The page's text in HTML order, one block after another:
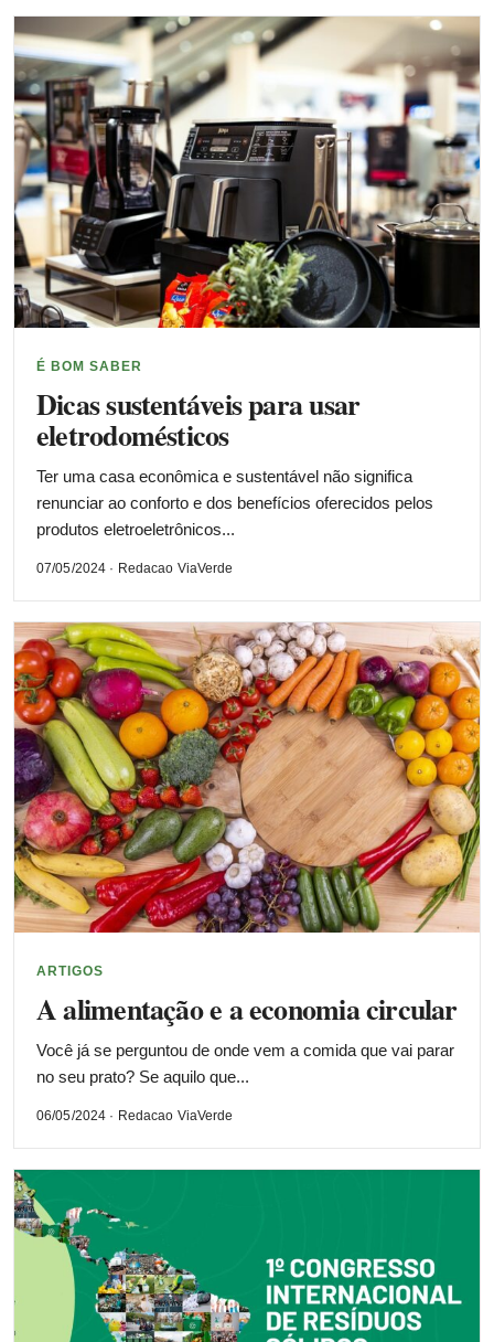
É BOM SABER
Dicas sustentáveis para usar
eletrodomésticos
Ter uma casa econômica e sustentável não significa
renunciar ao conforto e dos benefícios oferecidos pelos
produtos eletroeletrônicos...
07/05/2024 · Redacao ViaVerde
ARTIGOS
A alimentação e a economia circular
Você já se perguntou de onde vem a comida que vai parar
no seu prato? Se aquilo que...
06/05/2024 · Redacao ViaVerde